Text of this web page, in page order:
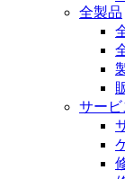
全製品
サービ